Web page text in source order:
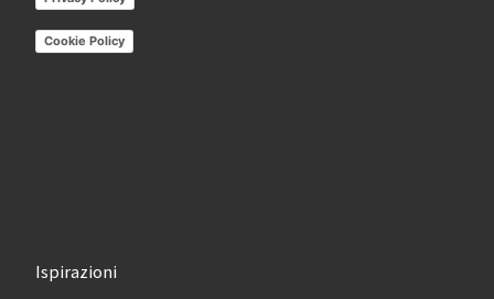
Cookie Policy
Ispirazioni